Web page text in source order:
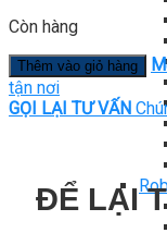
Còn hàng
Thêm vào giỏ hàng
tận nơi
GỌI LẠI TƯ VẤN
ĐỂ LẠI